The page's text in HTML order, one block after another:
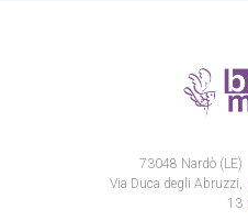
73048 Nardò (LE)
Via Duca degli Abruzzi,
13